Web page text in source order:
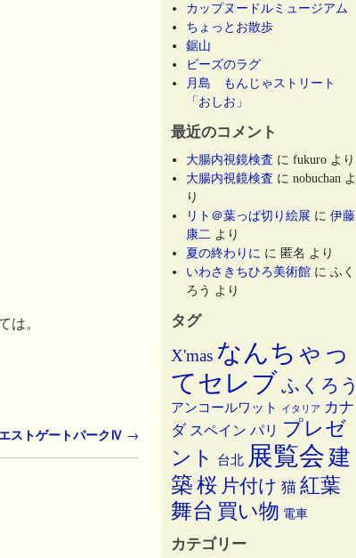
は。
ストゲートパークⅣ →
カップヌードルミュージアム
ちょっとお散歩
鋸山
ビーズのラグ
月島 もんじゃストリート
「おしお」
最近のコメント
大腸内視鏡検査 にfukuro より
大腸内視鏡検査 にnobuchan よ
り
リト＠葉っぱ切り絵展 に伊藤
康二 より
夏の終わりに に匿名 より
いわさきちひろ美術館 にふく
ろう より
タグ
X'mas なんちゃっ
てセレブ ふくろう
アンコールワット イタリア
カナ
ダ スペイン パリ プレゼ
ント
台北 展覧会 建
築桜 片付け 猫 紅葉
舞台 買い物 電車
カテゴリー